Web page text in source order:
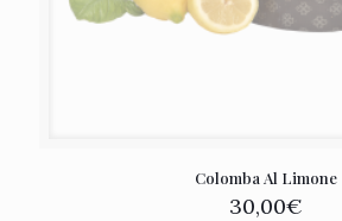
Colomba Al Limone
30,00€